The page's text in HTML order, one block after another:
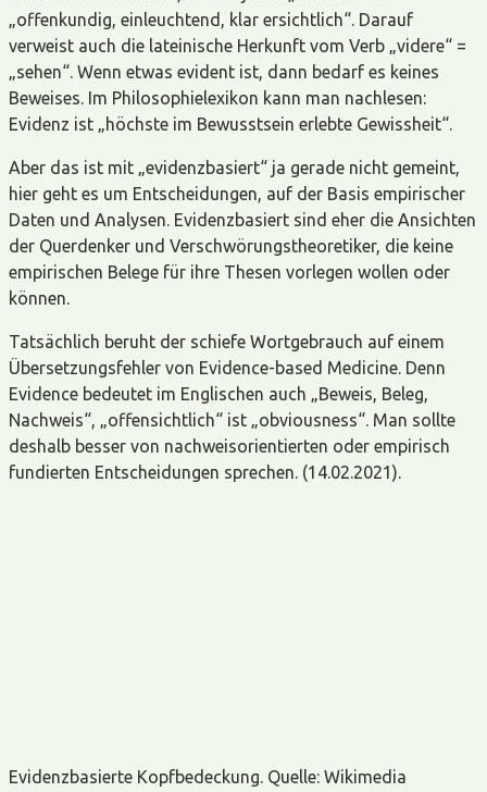
„offenkundig, einleuchtend, klar ersichtlich“. Darauf
verweist auch die lateinische Herkunft vom Verb „videre“ =
„sehen“. Wenn etwas evident ist, dann bedarf es keines
Beweises. Im Philosophielexikon kann man nachlesen:
Evidenz ist „höchste im Bewusstsein erlebte Gewissheit“.
Aber das ist mit „evidenzbasiert“ ja gerade nicht gemeint,
hier geht es um Entscheidungen, auf der Basis empirischer
Daten und Analysen. Evidenzbasiert sind eher die Ansichten
der Querdenker und Verschwörungstheoretiker, die keine
empirischen Belege für ihre Thesen vorlegen wollen oder
können.
Tatsächlich beruht der schiefe Wortgebrauch auf einem
Übersetzungsfehler von Evidence-based Medicine. Denn
Evidence bedeutet im Englischen auch „Beweis, Beleg,
Nachweis“, „offensichtlich“ ist „obviousness“. Man sollte
deshalb besser von nachweisorientierten oder empirisch
fundierten Entscheidungen sprechen. (14.02.2021).
Evidenzbasierte Kopfbedeckung. Quelle: Wikimedia